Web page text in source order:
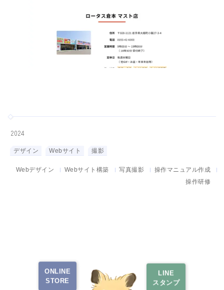
2024
デザイン Webサイト 撮影
Webデザイン Webサイト構築 写真撮影
操作マニュアル作成
操作研修
ONLINE
STORE
LINE
スタンプ